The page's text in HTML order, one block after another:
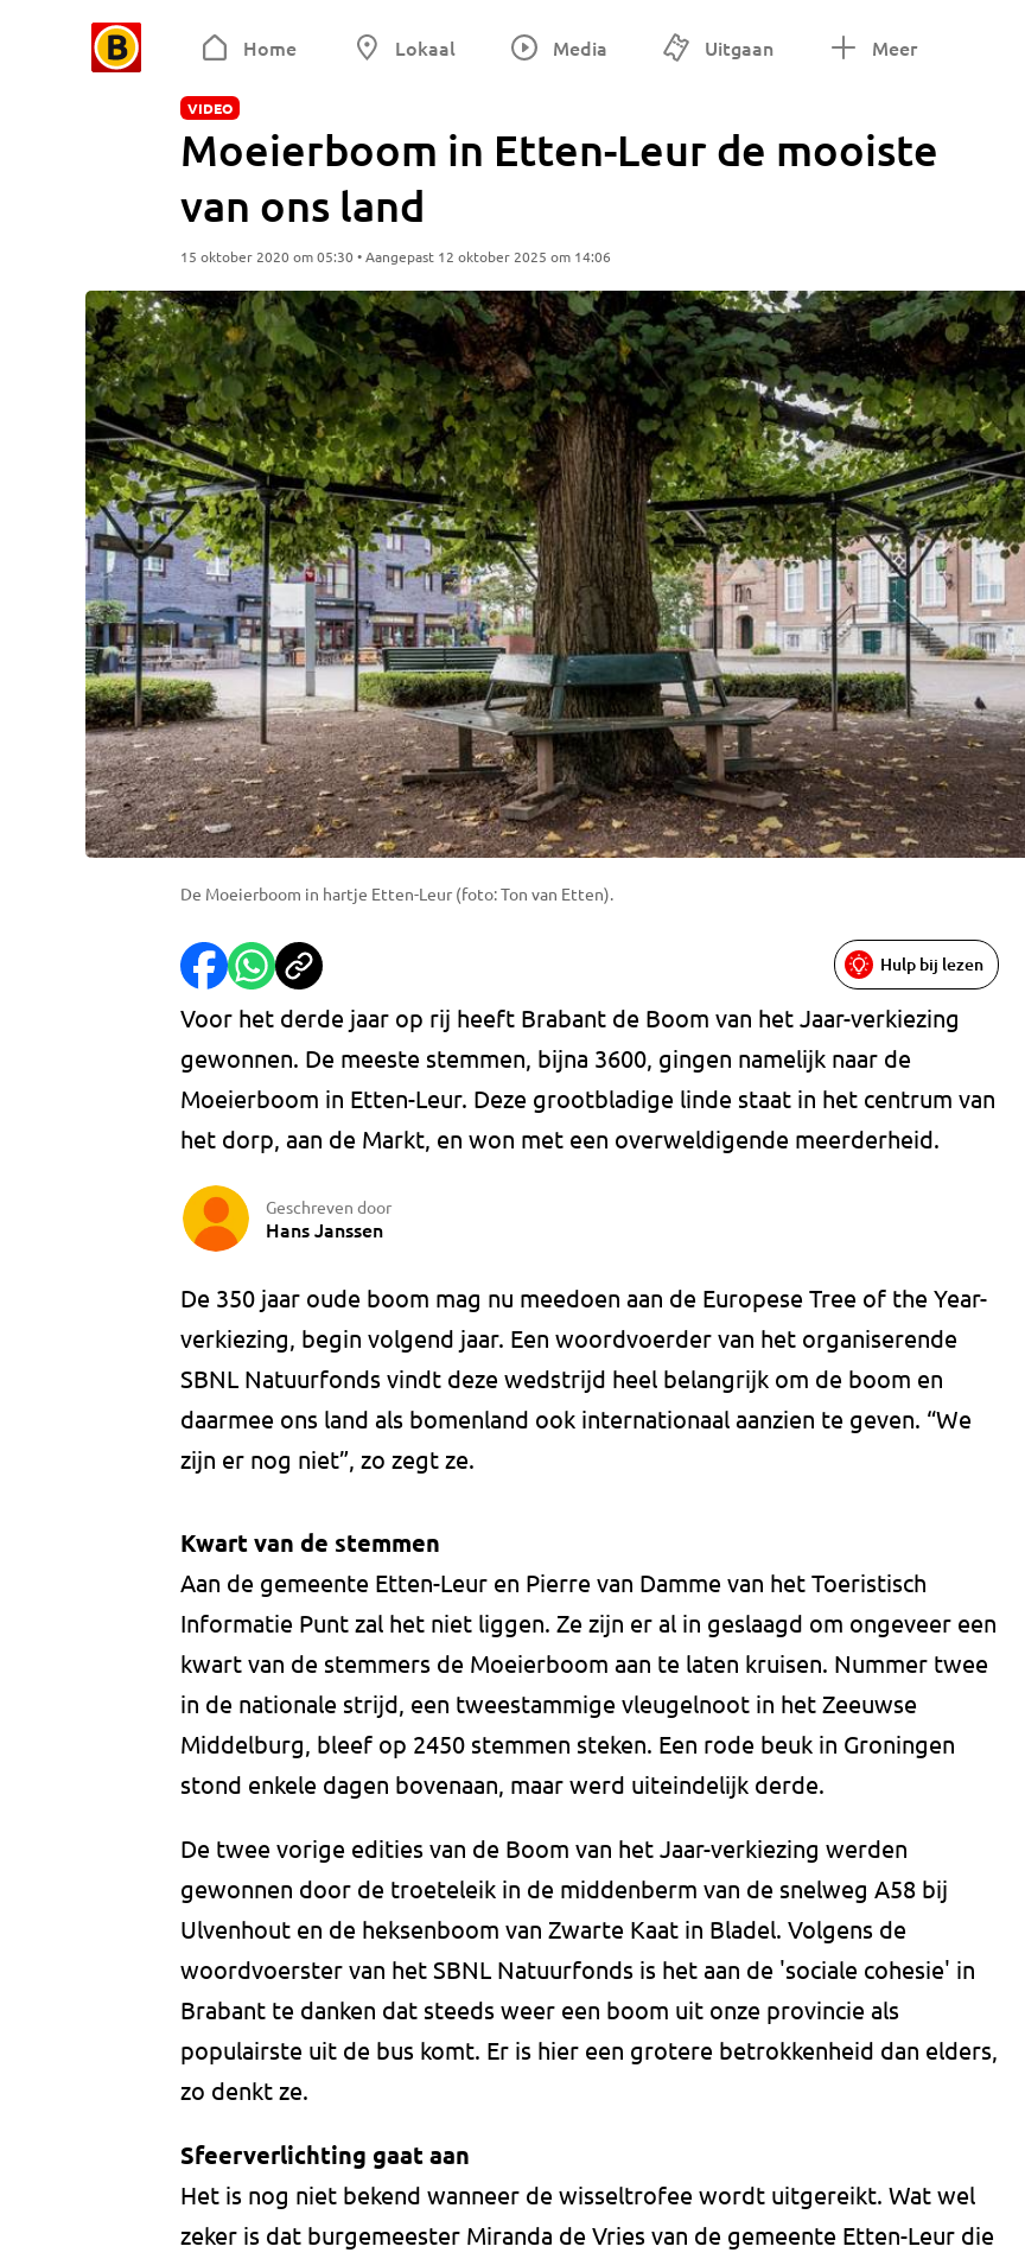
Home Lokaal Media Uitgaan Meer
VIDEO
Moeierboom in Etten-Leur de mooiste
van ons land
15 oktober 2020 om 05:30 • Aangepast 12 oktober 2025 om 14:06
De Moeierboom in hartje Etten-Leur (foto: Ton van Etten).
Hulp bij lezen
Voor het derde jaar op rij heeft Brabant de Boom van het Jaar-verkiezing
gewonnen. De meeste stemmen, bijna 3600, gingen namelijk naar de
Moeierboom in Etten-Leur. Deze grootbladige linde staat in het centrum van
het dorp, aan de Markt, en won met een overweldigende meerderheid.
Geschreven door
Hans Janssen
De 350 jaar oude boom mag nu meedoen aan de Europese Tree of the Year-
verkiezing, begin volgend jaar. Een woordvoerder van het organiserende
SBNL Natuurfonds vindt deze wedstrijd heel belangrijk om de boom en
daarmee ons land als bomenland ook internationaal aanzien te geven. “We
zijn er nog niet”, zo zegt ze.
Kwart van de stemmen
Aan de gemeente Etten-Leur en Pierre van Damme van het Toeristisch
Informatie Punt zal het niet liggen. Ze zijn er al in geslaagd om ongeveer een
kwart van de stemmers de Moeierboom aan te laten kruisen. Nummer twee
in de nationale strijd, een tweestammige vleugelnoot in het Zeeuwse
Middelburg, bleef op 2450 stemmen steken. Een rode beuk in Groningen
stond enkele dagen bovenaan, maar werd uiteindelijk derde.
De twee vorige edities van de Boom van het Jaar-verkiezing werden
gewonnen door de troeteleik in de middenberm van de snelweg A58 bij
Ulvenhout en de heksenboom van Zwarte Kaat in Bladel. Volgens de
woordvoerster van het SBNL Natuurfonds is het aan de 'sociale cohesie' in
Brabant te danken dat steeds weer een boom uit onze provincie als
populairste uit de bus komt. Er is hier een grotere betrokkenheid dan elders,
zo denkt ze.
Sfeerverlichting gaat aan
Het is nog niet bekend wanneer de wisseltrofee wordt uitgereikt. Wat wel
zeker is dat burgemeester Miranda de Vries van de gemeente Etten-Leur die